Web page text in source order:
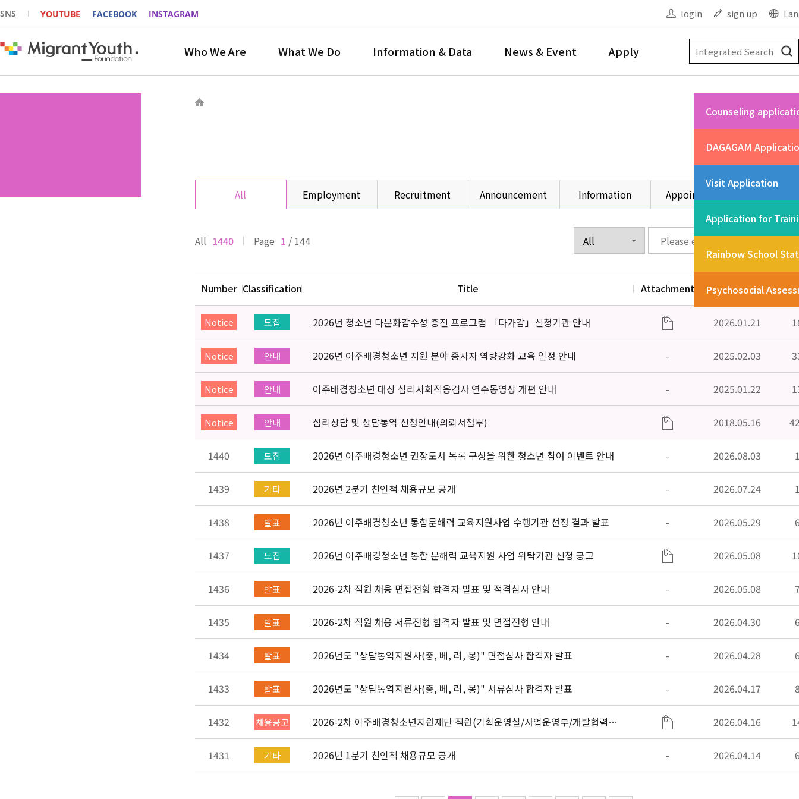
SNS YOUTUBE FACEBOOK INSTAGRAM login sign up
Who We Are What We Do Information & Data News & Event Apply
Counseling
DAGAGAM
Visit Application
Application for
Rainbow School
Psychosocial
All Employment Recruitment Announcement Information Appointment
All 1440 Page 1 / 144
Number Classification Title Attachment Date
Notice 모집 2026년 청소년 다문화감수성 증진 프로그램 「다가감」신청기관 안내 2026.01.21
Notice 안내 2026년 이주배경청소년 지원 분야 종사자 역량강화 교육 일정 안내 - 2025.02.03
Notice 안내 이주배경청소년 대상 심리사회적응검사 연수동영상 개편 안내 - 2025.01.22
Notice 안내 심리상담 및 상담통역 신청안내(의뢰서첨부) 2018.05.16
1440 모집 2026년 이주배경청소년 권장도서 목록 구성을 위한 청소년 참여 이벤트 안내 - 2026.08.03
1439 기타 2026년 2분기 친인척 채용규모 공개 - 2026.07.24
1438 발표 2026년 이주배경청소년 통합문해력 교육지원사업 수행기관 선정 결과 발표 - 2026.05.29
1437 모집 2026년 이주배경청소년 통합 문해력 교육지원 사업 위탁기관 신청 공고 2026.05.08
1436 발표 2026-2차 직원 채용 면접전형 합격자 발표 및 적격심사 안내 - 2026.05.08
1435 발표 2026-2차 직원 채용 서류전형 합격자 발표 및 면접전형 안내 - 2026.04.30
1434 발표 2026년도 "상담통역지원사(중, 베, 러, 몽)" 면접심사 합격자 발표 - 2026.04.28
1433 발표 2026년도 "상담통역지원사(중, 베, 러, 몽)" 서류심사 합격자 발표 - 2026.04.17
1432 채용공고
2026-2차 이주배경청소년지원재단 직원(기획운영실/사업운영부/개발협력부)
채용공고 (~4/26)
2026.04.16
1431 기타 2026년 1분기 친인척 채용규모 공개 - 2026.04.14